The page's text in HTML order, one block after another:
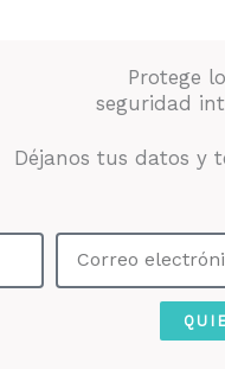
Protege
seguridad
Déjanos tus datos y
o